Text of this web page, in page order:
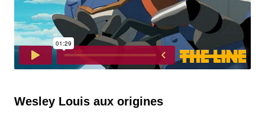
Wesley Louis aux origines